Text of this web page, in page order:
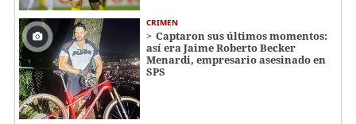
CRIMEN
Captaron sus últimos momentos:
así era Jaime Roberto Becker
Menardi​​​, empresario asesinado en
SPS